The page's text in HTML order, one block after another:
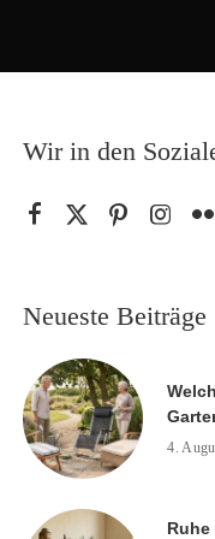
Wir in den
Neueste Beiträge
4.